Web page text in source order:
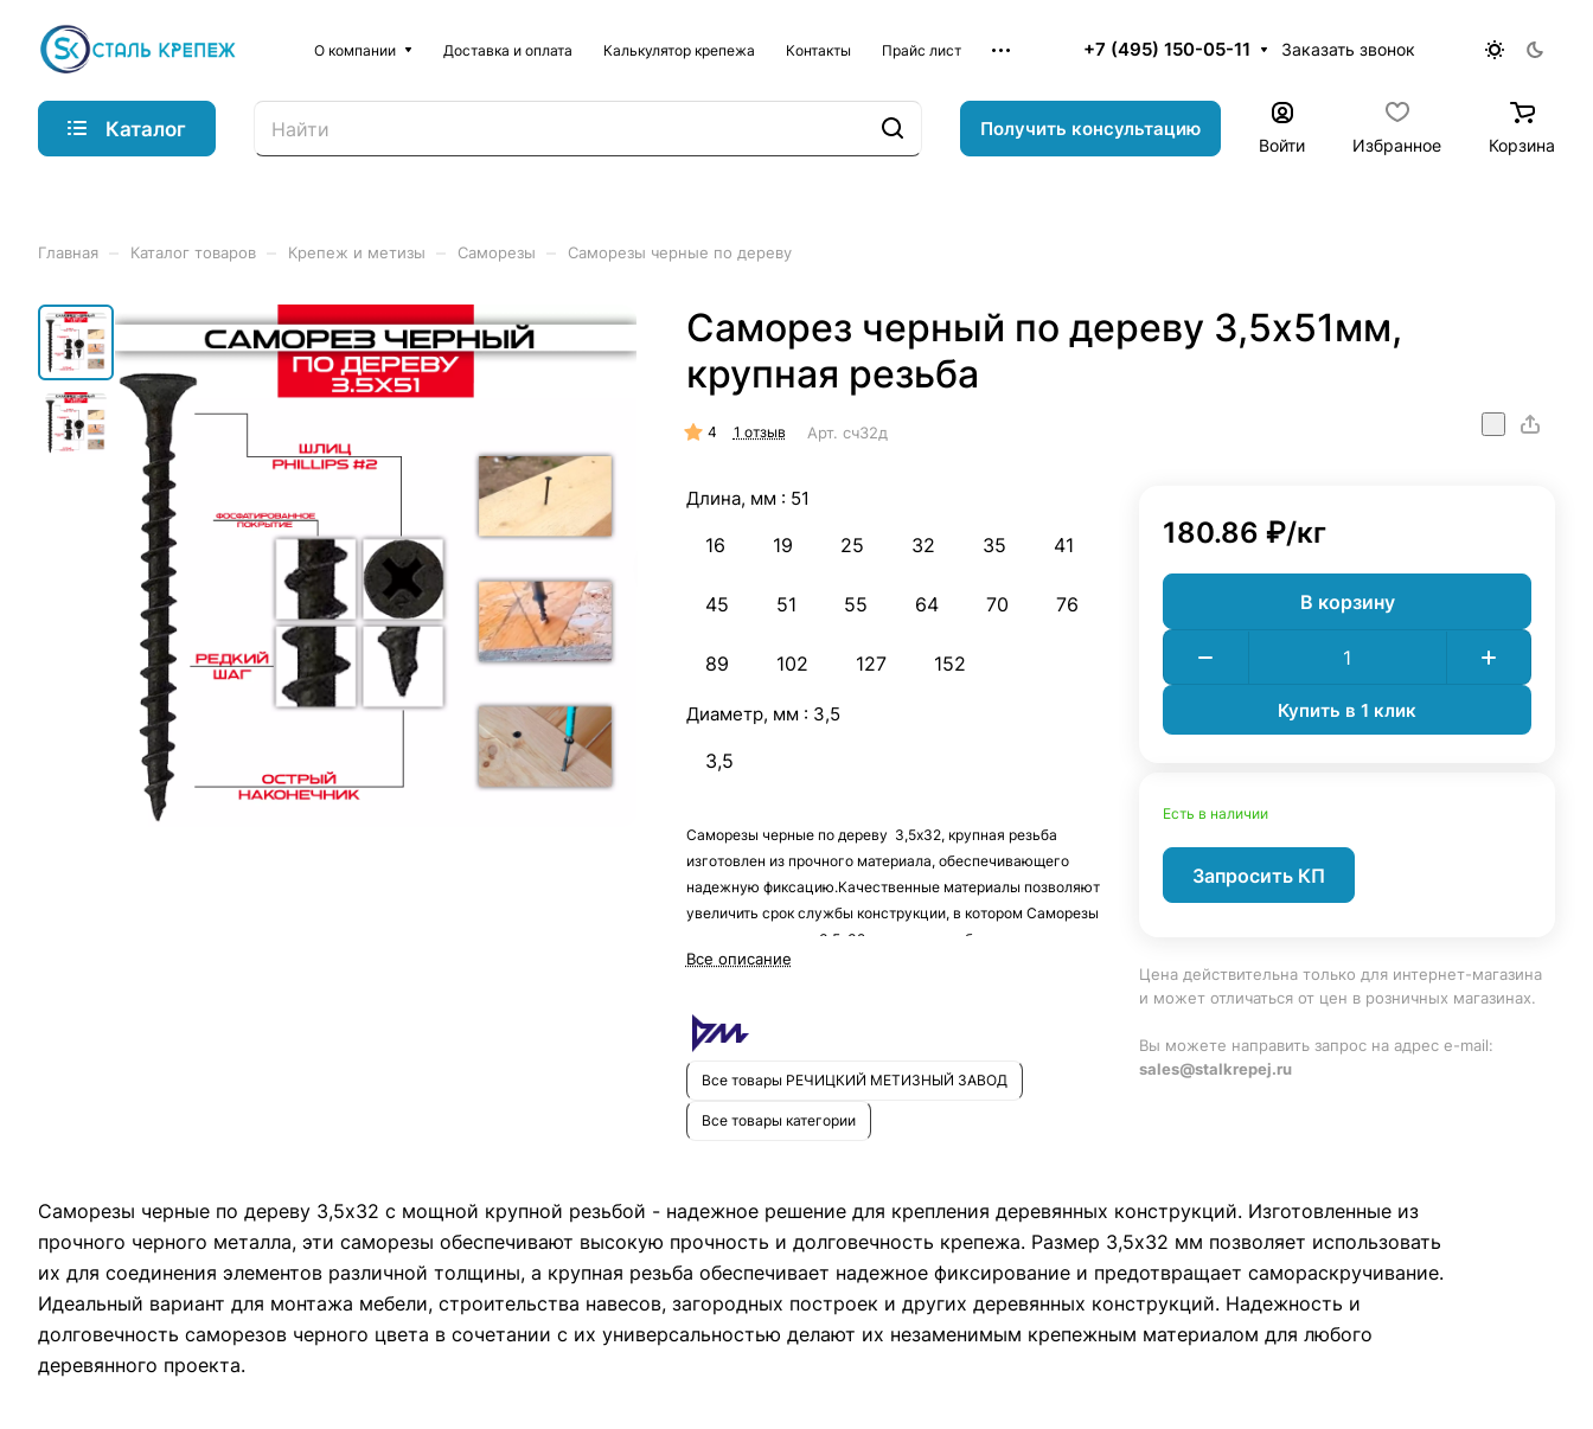
О компании Доставка и оплата Калькулятор крепежа Контакты Прайс лист +7 (495) 150-05-11 Заказать звонок
Каталог Получить консультацию
Войти Избранное Корзина
Главная Каталог товаров Крепеж и метизы Саморезы Саморезы черные по дереву
Саморез черный по дереву 3,5х51мм,
крупная резьба
4 1 отзыв Арт. сч32д
Длина, мм : 51
16 19 25 32 35 41
45 51 55 64 70 76
89 102 127 152
Диаметр, мм : 3,5
3,5
Саморезы черные по дереву 3,5х32, крупная резьба
изготовлен из прочного материала, обеспечивающего
надежную фиксацию.Качественные материалы позволяют
увеличить срок службы конструкции, в котором Саморезы
черные по дереву 3,5х32, крупная резьба служит
креплением. Вторым его преимуществом является
практически незаметен, что позволит сделать любой
дизайн как в помещении, так и на улице.
Все описание
Все товары РЕЧИЦКИЙ МЕТИЗНЫЙ ЗАВОД
Все товары категории
180.86 ₽/кг
В корзину
Купить в 1 клик
Есть в наличии
Запросить КП
Цена действительна только для интернет-магазина
и может отличаться от цен в розничных магазинах.
Вы можете направить запрос на адрес e-mail:
sales@stalkrepej.ru
Саморезы черные по дереву 3,5х32 с мощной крупной резьбой - надежное решение для крепления деревянных конструкций. Изготовленные из
прочного черного металла, эти саморезы обеспечивают высокую прочность и долговечность крепежа. Размер 3,5х32 мм позволяет использовать
их для соединения элементов различной толщины, а крупная резьба обеспечивает надежное фиксирование и предотвращает самораскручивание.
Идеальный вариант для монтажа мебели, строительства навесов, загородных построек и других деревянных конструкций. Надежность и
долговечность саморезов черного цвета в сочетании с их универсальностью делают их незаменимым крепежным материалом для любого
деревянного проекта.